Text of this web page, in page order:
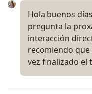
Hola buenos
pregunta la
interacción
recomiendo
vez finalizado el